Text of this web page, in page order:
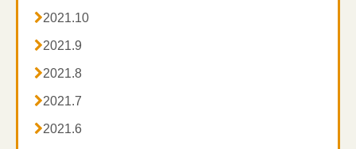
2021.10
2021.9
2021.8
2021.7
2021.6